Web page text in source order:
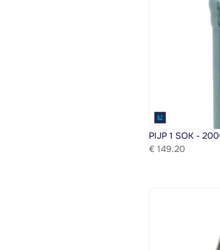
PIJP 1 SOK -
€ 149.20